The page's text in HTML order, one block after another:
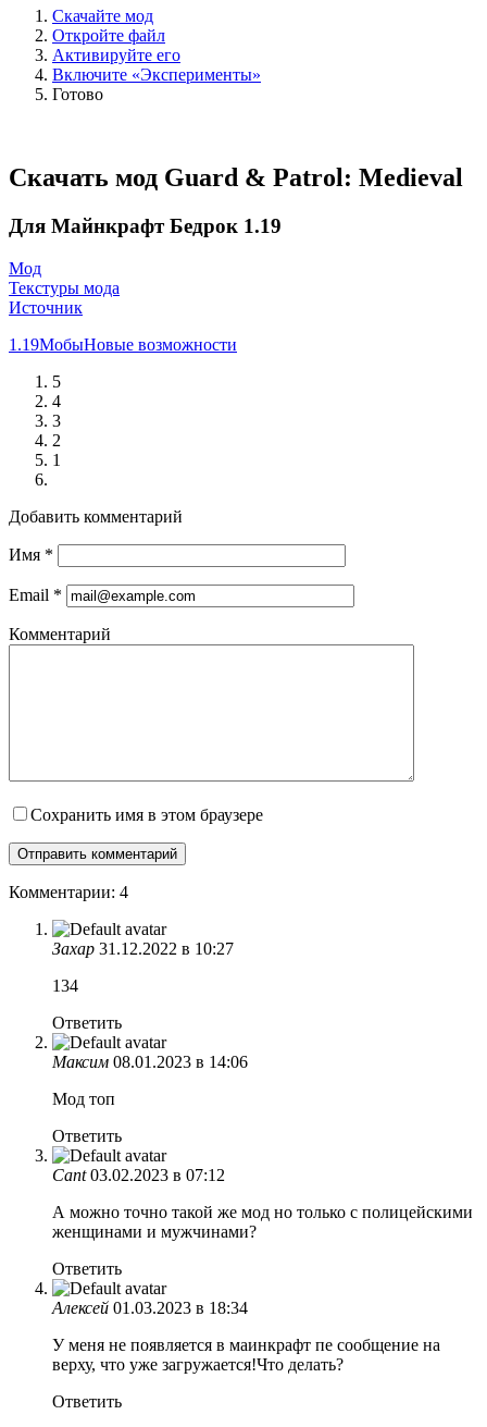
Скачайте мод
Откройте файл
Активируйте его
Включите «Эксперименты»
Готово
Скачать мод Guard & Patrol: Medieval
Для Майнкрафт Бедрок 1.19
Мод
Текстуры мода
Источник
1.19МобыНовые возможности
5
4
3
2
1
Добавить комментарий
Имя *
Email *
Комментарий
Сохранить имя в этом браузере
Комментарии: 4
Захар 31.12.2022 в 10:27
134
Ответить
Максим 08.01.2023 в 14:06
Мод топ
Ответить
Cant 03.02.2023 в 07:12
А можно точно такой же мод но только с полицейскими
женщинами и мужчинами?
Ответить
Алексей 01.03.2023 в 18:34
У меня не появляется в маинкрафт пе сообщение на
верху, что уже загружается!Что делать?
Ответить